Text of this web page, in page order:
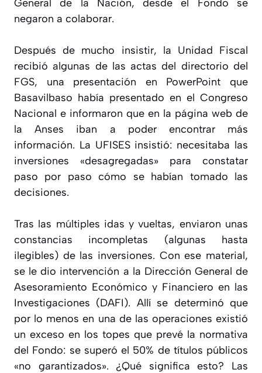
General de la Nación, desde el Fondo se
negaron a colaborar.
Después de mucho insistir, la Unidad Fiscal
recibió algunas de las actas del directorio del
FGS, una presentación en PowerPoint que
Basavilbaso había presentado en el Congreso
Nacional e informaron que en la página web de
la Anses iban a poder encontrar más
información. La UFISES insistió: necesitaba las
inversiones «desagregadas» para constatar
paso por paso cómo se habían tomado las
decisiones.
Tras las múltiples idas y vueltas, enviaron unas
constancias incompletas (algunas hasta
ilegibles) de las inversiones. Con ese material,
se le dio intervención a la Dirección General de
Asesoramiento Económico y Financiero en las
Investigaciones (DAFI). Allí se determinó que
por lo menos en una de las operaciones existió
un exceso en los topes que prevé la normativa
del Fondo: se superó el 50% de títulos públicos
«no garantizados». ¿Qué significa esto? Las